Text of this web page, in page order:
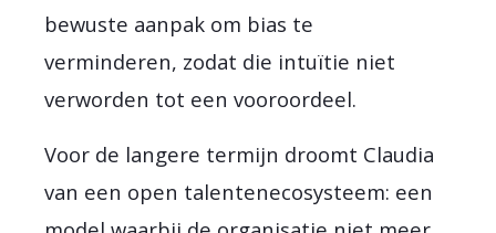
bewuste aanpak om bias te
verminderen, zodat die intuïtie niet
verworden tot een vooroordeel.
Voor de langere termijn droomt Claudia
van een open talentenecosysteem: een